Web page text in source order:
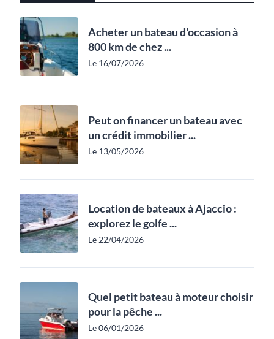
Acheter un bateau d'occasion à
800 km de chez ...
Le 16/07/2026
Peut on financer un bateau avec
un crédit immobilier ...
Le 13/05/2026
Location de bateaux à Ajaccio :
explorez le golfe ...
Le 22/04/2026
Quel petit bateau à moteur choisir
pour la pêche ...
Le 06/01/2026